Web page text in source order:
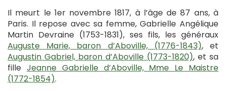
Il meurt le 1er novembre 1817, à l’âge de 87 ans, à
Paris. Il repose avec sa femme, Gabrielle Angélique
Martin Devraine (1753-1831), ses fils, les généraux
Auguste Marie, baron d’Aboville, (1776-1843), et
Augustin Gabriel, baron d’Aboville (1773-1820), et sa
fille Jeanne Gabrielle d’Aboville, Mme Le Maistre
(1772-1854).